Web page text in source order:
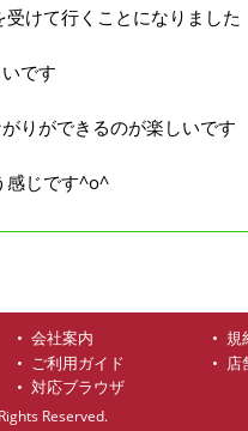
けて行くことになりました
です
りができるのが楽しいです
感じです^o^
会社案内
規
ご利用ガイド
店
対応ブラウザ
Reserved.